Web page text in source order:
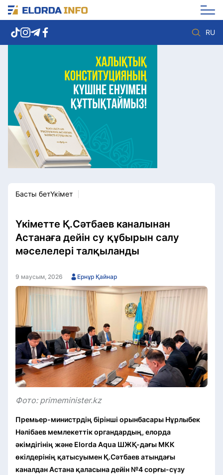
RU
Елорда жаңалықтары
Көзқарас
Саясат
Видео
Әлеумет
Экономика
Спорт
Мәдениет
Басты бетҮкімет
Үкіметте Қ.Сәтбаев каналынан
Астанаға дейін су құбырын салу
мәселелері талқыланды
9 маусым, 2026 Ернұр Қайнар
Фото: primeminister.kz
Премьер-министрдің бірінші орынбасары Нұрлыбек
Нәлібаев мемлекеттік органдардың, елорда
әкімдігінің және Elorda Aqua ШЖҚ-дағы МКК
өкілдерінің қатысуымен Қ.Сәтбаев атындағы
каналдан Астана қаласына дейін №4 сорғы-сүзу